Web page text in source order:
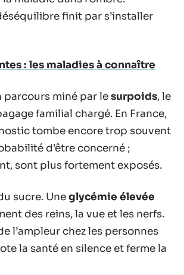
finit par s’installer
: les maladies à connaître
parcours miné par lesurpoids, le
familial chargé. En France,
tombe encore trop souvent
d’être concerné ;
sont plus fortement exposés.
sucre. Uneglycémie élevée
des reins, la vue et les nerfs.
l’ampleur chez les personnes
la santé en silence et ferme la